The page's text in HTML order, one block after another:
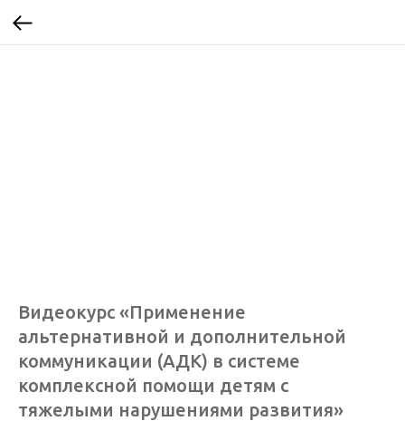
Видеокурс «Применение
альтернативной и дополнительной
коммуникации (АДК) в системе
комплексной помощи детям с
тяжелыми нарушениями развития»